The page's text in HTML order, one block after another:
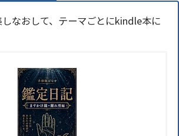
なおして、テーマごとにkindle本に